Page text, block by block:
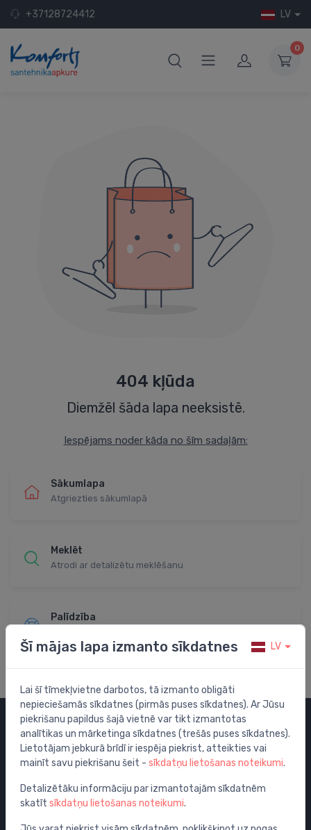
+37128724412 LV
0
404 kļūda
Diemžēl šāda lapa neeksistē.
Iespējams noder kāda no šīm sadaļām:
Sākumlapa
Atgriezties sākumlapā
Meklēt
Atrodi ar detalizētu meklēšanu
Palīdzība
Kategorijas
Izpārdošana
Maisītāji
Izlietnes
Tualetes podi
Šī mājas lapa izmanto sīkdatnes LV
Lai šī tīmekļvietne darbotos, tā izmanto obligāti
nepieciešamās sīkdatnes (pirmās puses sīkdatnes). Ar Jūsu
piekrišanu papildus šajā vietnē var tikt izmantotas
analītikas un mārketinga sīkdatnes (trešās puses sīkdatnes).
Lietotājam jebkurā brīdī ir iespēja piekrist, atteikties vai
mainīt savu piekrišanu šeit - sīkdatņu lietošanas noteikumi.
Detalizētāku informāciju par izmantotajām sīkdatnēm
skatīt sīkdatņu lietošanas noteikumi.